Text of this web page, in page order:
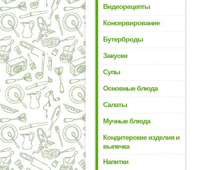
Видеорецепты
Консервирование
Бутерброды
Закуски
Супы
Основные блюда
Салаты
Мучные блюда
Кондитерские изделия и
выпечка
Напитки